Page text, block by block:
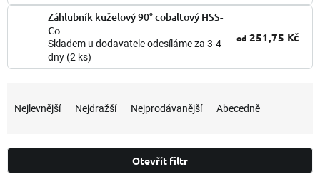
Záhlubník kuželový 90° cobaltový HSS-
Co
Skladem u dodavatele odesíláme za 3-4
dny (2 ks)
od 251,75 Kč
n
í
Nejlevnější Nejdražší Nejprodávanější Abecedně
Otevřít filtr